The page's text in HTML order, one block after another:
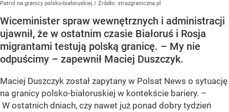
Patrol na granicy polsko-białoruskiej / Źródło: strazgraniczna.pl
Wiceminister spraw wewnętrznych i administracji
ujawnił, że w ostatnim czasie Białoruś i Rosja
migrantami testują polską granicę. – My nie
odpuścimy – zapewnił Maciej Duszczyk.
Maciej Duszczyk został zapytany w Polsat News o sytuację
na granicy polsko-białoruskiej w kontekście bariery. –
W ostatnich dniach, czy nawet już ponad dobry tydzień